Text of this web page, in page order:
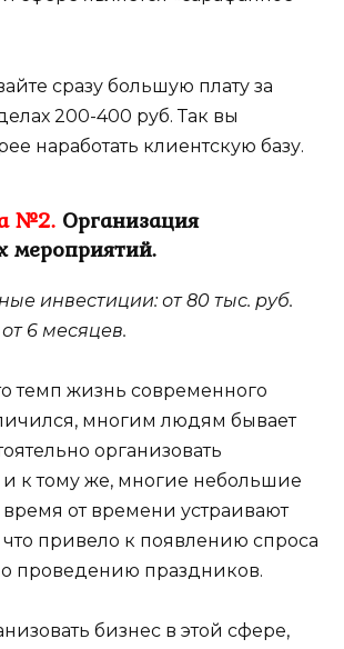
сразу большую плату за
200-400 руб. Так вы
наработать клиентскую базу.
№2. Организация
мероприятий.
инвестиции: от 80 тыс. руб.
6 месяцев.
темп жизнь современного
многим людям бывает
организовать
и к тому же, многие небольшие
от времени устраивают
привело к появлению спроса
проведению праздников.
бизнес в этой сфере,